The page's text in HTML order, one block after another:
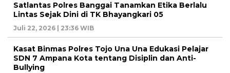
Satlantas Polres Banggai Tanamkan Etika Berlalu
Lintas Sejak Dini di TK Bhayangkari 05
Juli 22, 2026 | 23:36 WIB
Kasat Binmas Polres Tojo Una Una Edukasi Pelajar
SDN 7 Ampana Kota tentang Disiplin dan Anti-
Bullying